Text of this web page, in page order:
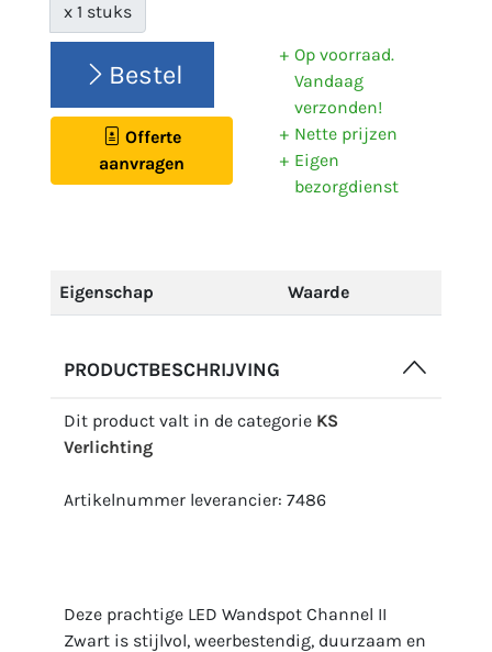
x 1 stuks
Bestel
Offerte
aanvragen
Op voorraad.
Vandaag
verzonden!
Nette prijzen
Eigen
bezorgdienst
Eigenschap Waarde
PRODUCTBESCHRIJVING
Dit product valt in de categorie KS
Verlichting
Artikelnummer leverancier: 7486
Deze prachtige LED Wandspot Channel II
Zwart is stijlvol, weerbestendig, duurzaam en